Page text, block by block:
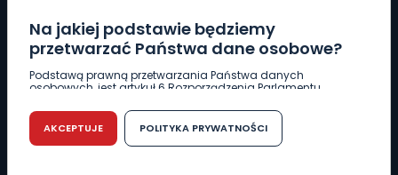
Na jakiej podstawie będziemy
przetwarzać Państwa dane osobowe?
Podstawą prawną przetwarzania Państwa danych
osobowych, jest artykuł 6 Rozporządzenia Parlamentu
r. w sprawie ochrony osób fizycznych w związku z
przetwarzaniem danych osobowych w sprawie
swobodnego przepływu takich danych oraz uchylenia
dyrektywy 95/46/WE (RODO).
AKCEPTUJE POLITYKA PRYWATNOŚCI
62 735 01 85 reklama@wlkp24.info
WIADOMOŚCI
CIEKAWOSTKI